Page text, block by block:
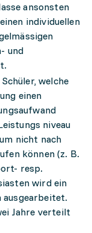
ansonsten
individuellen
und
welche
einen
niveau
nicht nach
können (z. B.
resp.
wird ein
ausgearbeitet.
Jahre verteilt